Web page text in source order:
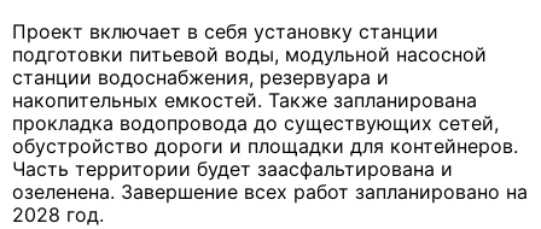
Проект включает в себя установку станции
подготовки питьевой воды, модульной насосной
станции водоснабжения, резервуара и
накопительных емкостей. Также запланирована
прокладка водопровода до существующих сетей,
обустройство дороги и площадки для контейнеров.
Часть территории будет заасфальтирована и
озеленена. Завершение всех работ запланировано на
2028 год.